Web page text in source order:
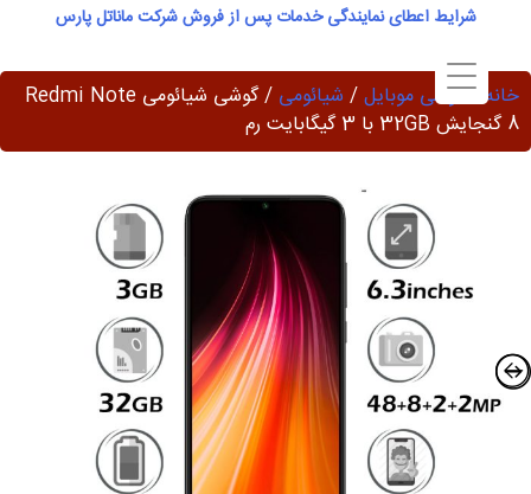
content
شرایط اعطای نمایندگی خدمات پس از فروش شرکت ماناتل پارس
خانه/گوشی موبایل/ شیائومی
/ گوشی شیائومی Redmi Note
8 گنجایش 32GB با 3 گیگابایت رم